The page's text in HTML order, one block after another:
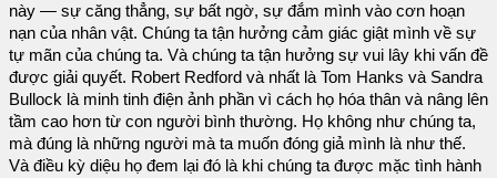
này — sự căng thẳng, sự bất ngờ, sự đắm mình vào cơn hoạn
nạn của nhân vật. Chúng ta tận hưởng cảm giác giật mình về sự
tự mãn của chúng ta. Và chúng ta tận hưởng sự vui lây khi vấn đề
được giải quyết. Robert Redford và nhất là Tom Hanks và Sandra
Bullock là minh tinh điện ảnh phần vì cách họ hóa thân và nâng lên
tầm cao hơn từ con người bình thường. Họ không như chúng ta,
mà đúng là những người mà ta muốn đóng giả mình là như thế.
Và điều kỳ diệu họ đem lại đó là khi chúng ta được mặc tình hành